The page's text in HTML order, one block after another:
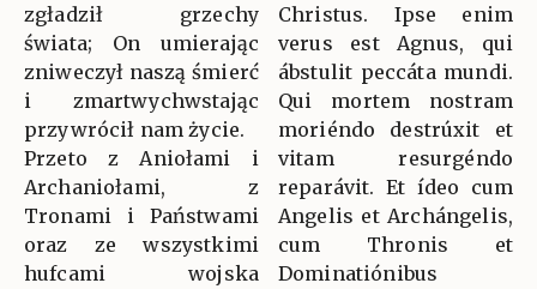
zgładził grzechy
świata; On umierając
zniweczył naszą śmierć
i zmartwychwstając
przywrócił nam życie.
Przeto z Aniołami i
Archaniołami, z
Tronami i Państwami
oraz ze wszystkimi
hufcami wojska
Christus. Ipse enim
verus est Agnus, qui
ábstulit peccáta mundi.
Qui mortem nostram
moriéndo destrúxit et
vitam resurgéndo
reparávit. Et ídeo cum
Angelis et Archángelis,
cum Thronis et
Dominatiónibus